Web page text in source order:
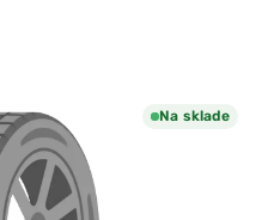
Na sklade